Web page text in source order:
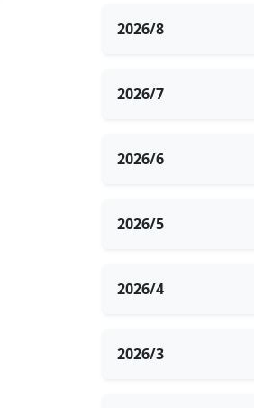
2026/8
2026/7
2026/6
2026/5
2026/4
2026/3